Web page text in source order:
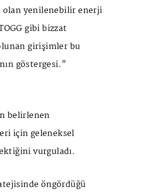
olan yenilenebilir enerji
gibi bizzat
girişimler bu
göstergesi."
belirlenen
için geleneksel
vurguladı.
öngördüğü